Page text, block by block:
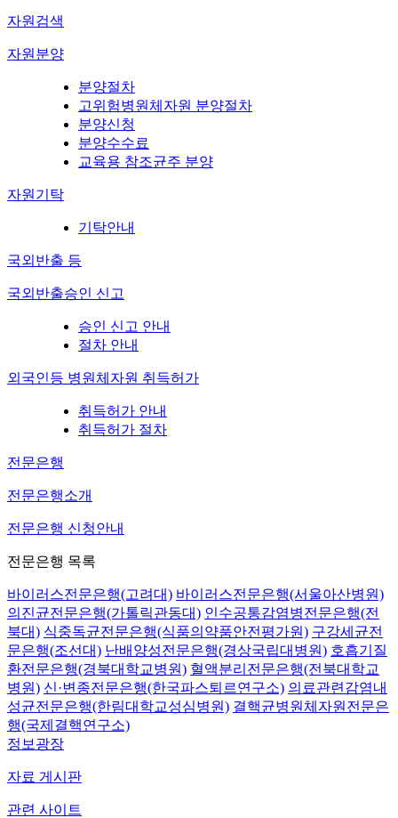
자원검색
자원분양
분양절차
고위험병원체자원 분양절차
분양신청
분양수수료
교육용 참조균주 분양
자원기탁
기탁안내
국외반출 등
국외반출승인 신고
승인 신고 안내
절차 안내
외국인등 병원체자원 취득허가
취득허가 안내
취득허가 절차
전문은행
전문은행소개
전문은행 신청안내
전문은행 목록
바이러스전문은행(고려대) 바이러스전문은행(서울아산병원)
의진균전문은행(가톨릭관동대) 인수공통감염병전문은행(전
북대) 식중독균전문은행(식품의약품안전평가원) 구강세균전
문은행(조선대) 난배양성전문은행(경상국립대병원) 호흡기질
환전문은행(경북대학교병원) 혈액분리전문은행(전북대학교
병원) 신·변종전문은행(한국파스퇴르연구소) 의료관련감염내
성균전문은행(한림대학교성심병원) 결핵균병원체자원전문은
행(국제결핵연구소)
정보광장
자료 게시판
관련 사이트